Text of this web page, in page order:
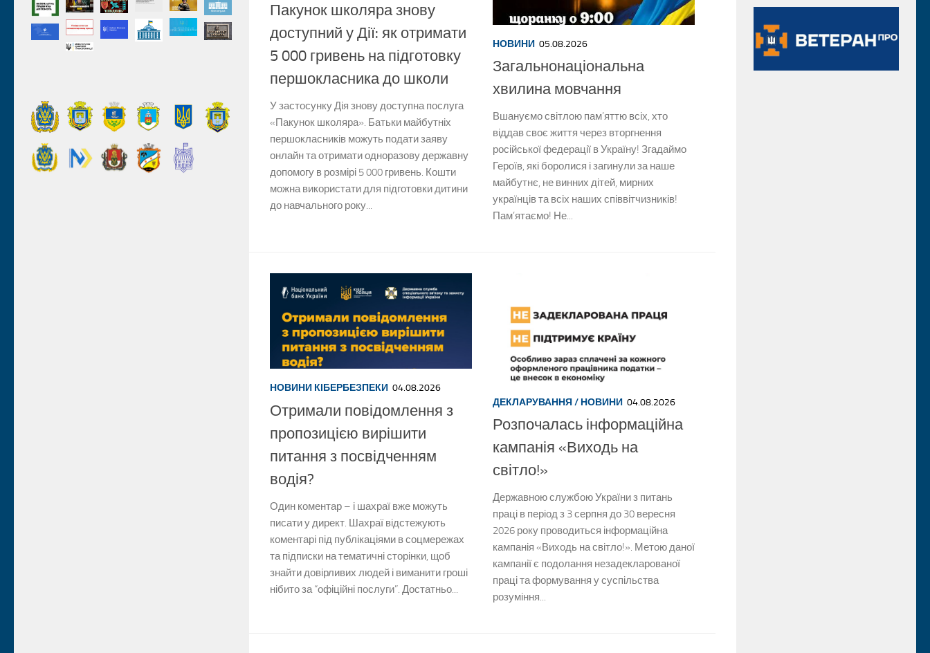
Пакунок школяра знову
доступний у Дії: як отримати
5 000 гривень на підготовку
першокласника до школи
У застосунку Дія знову доступна послуга
«Пакунок школяра». Батьки майбутніх
першокласників можуть подати заяву
онлайн та отримати одноразову державну
допомогу в розмірі 5 000 гривень. Кошти
можна використати для підготовки дитини
до навчального року...
НОВИНИ 05.08.2026
Загальнонаціональна
хвилина мовчання
Вшануємо світлою пам’яттю всіх, хто
віддав своє життя через вторгнення
російської федерації в Україну! Згадаймо
Героїв, які боролися і загинули за наше
майбутнє, не винних дітей, мирних
українців та всіх наших співвітчизників!
Пам’ятаємо! Не...
НОВИНИ КІБЕРБЕЗПЕКИ 04.08.2026
Отримали повідомлення з
пропозицією вирішити
питання з посвідченням
водія?
Один коментар – і шахраї вже можуть
писати у директ. Шахраї відстежують
коментарі під публікаціями в соцмережах
та підписки на тематичні сторінки, щоб
знайти довірливих людей і виманити гроші
нібито за “офіційні послуги”. Достатньо...
ДЕКЛАРУВАННЯ/ НОВИНИ 04.08.2026
Розпочалась інформаційна
кампанія «Виходь на
світло!»
Державною службою України з питань
праці в період з 3 серпня до 30 вересня
2026 року проводиться інформаційна
кампанія «Виходь на світло!». Метою даної
кампанії є подолання незадекларованої
праці та формування у суспільства
розуміння...